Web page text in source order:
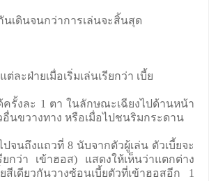
เดินจนกว่าการเล่นจะสิ้นสุด
ละฝ่ายเมื่อเริ่มเล่นเรียกว่า เบี้ย
ครั้งละ 1 ตา ในลักษณะเฉียงไปด้านหน้า
นขวางทาง หรือเมื่อไปชนริมกระดาน
จนถึงแถวที่ 8 นับจากตัวผู้เล่น ตัวเบี้ยจะ
ยกว่า เข้าฮอส) แสดงให้เห็นว่าแตกต่าง
สีเดียวกันวางซ้อนเบี้ยตัวที่เข้าฮอสอีก 1